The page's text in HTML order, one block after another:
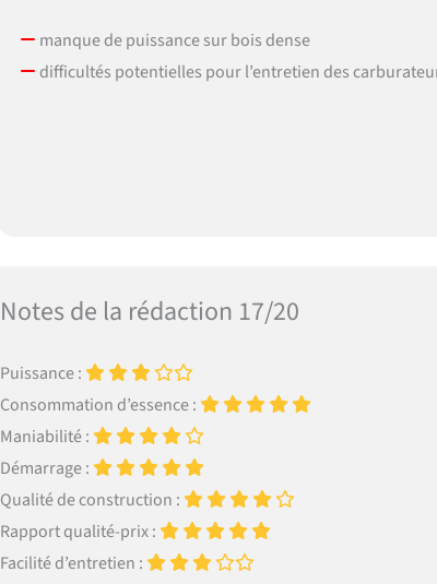
manque de puissance sur bois dense
difficultés potentielles pour l’entretien des
Notes de la rédaction 17/20
Puissance :
Consommation d’essence :
Maniabilité :
Démarrage :
Qualité de construction :
Rapport qualité-prix :
Facilité d’entretien :